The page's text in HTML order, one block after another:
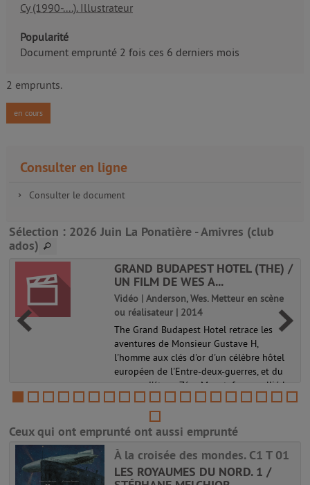
Cy (1990-....). Illustrateur
Popularité
Document emprunté 2 fois ces 6 derniers mois
2 emprunts.
en cours
Consulter en ligne
Consulter le document
Sélection : 2026 Juin La Ponatière - Amivres (club
ados)
GRAND BUDAPEST HOTEL (THE) /
UN FILM DE WES A...
Vidéo | Anderson, Wes. Metteur en scène
ou réalisateur | 2014
The Grand Budapest Hotel retrace les
aventures de Monsieur Gustave H,
l'homme aux clés d'or d'un célèbre hôtel
européen de l'Entre-deux-guerres, et du
garçon d'étage Zéro Moustafa, son allié le
plus fidèle. La recherche d'un table...
Ceux qui ont emprunté ont aussi emprunté
À la croisée des mondes. C1 T 01
LES ROYAUMES DU NORD. 1 /